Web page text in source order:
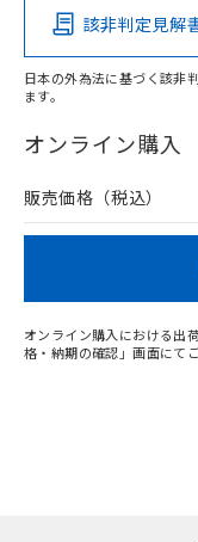
O
在庫等で未対応品
問い合わせください
該非判定見解
日本の外為法に基づく該非
ます。
オンライン購入
販売価格（税込）
オンライン購入における出
格・納期の確認」画面にて